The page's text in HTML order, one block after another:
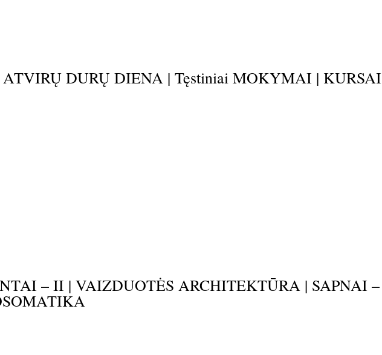
DURŲ DIENA | Tęstiniai MOKYMAI | KURSAI
– II | VAIZDUOTĖS ARCHITEKTŪRA | SAPNAI –